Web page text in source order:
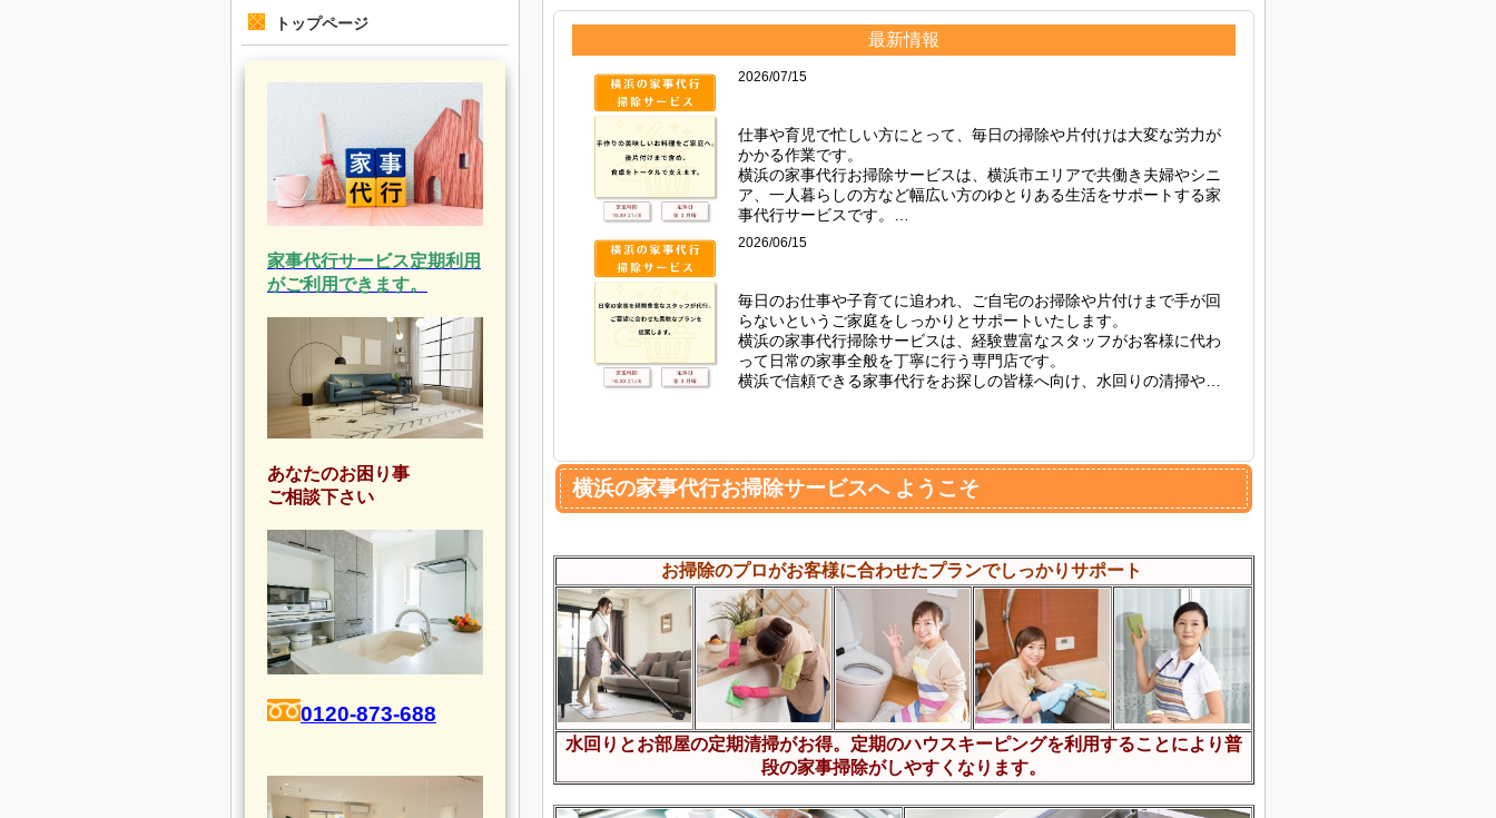
トップページ
家事代行サービス定期利用
がご利用できます。
あなたのお困り事
ご相談下さい
0120-873-688
最新情報
2026/07/15
仕事や育児で忙しい方にとって、毎日の掃除や片付けは大変な労力が
かかる作業です。
横浜の家事代行お掃除サービスは、横浜市エリアで共働き夫婦やシニ
ア、一人暮らしの方など幅広い方のゆとりある生活をサポートする家
事代行サービスです。
質の高い家事代行をご検討中の皆様に対し、キッチン・浴室・トイレ
定期利用・単発利用のどちらにも対応し、ご要望に合わせたプランを
ご提案いたします。
お掃除でお悩みの際は、お気軽にご相談ください。
2026/06/15
毎日のお仕事や子育てに追われ、ご自宅のお掃除や片付けまで手が回
らないというご家庭をしっかりとサポートいたします。
横浜の家事代行掃除サービスは、経験豊富なスタッフがお客様に代わ
って日常の家事全般を丁寧に行う専門店です。
横浜で信頼できる家事代行をお探しの皆様へ向け、水回りの清掃やリ
とりある生活を実現いたします。
家事の負担を減らしたい時は、必要に応じてご連絡ください。
横浜の家事代行お掃除サービスへ ようこそ
お掃除のプロがお客様に合わせたプランでしっかりサポート
水回りとお部屋の定期清掃がお得。定期のハウスキーピングを利用することにより普
段の家事掃除がしやすくなります。